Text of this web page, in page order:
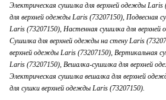
Электрическая сушилка для верхней одежды
для верхней одежды Laris (73207150), Подвесная
Laris (73207150), Настенная сушилка для
Сушилка для верхней одежды на стену Laris
верхней одежды Laris (73207150), Вертикальная
Laris (73207150), Вешалка-сушилка для верхней
Электрическая сушилка вешалка для верхней
для сушки верхней одежды Laris (73207150).